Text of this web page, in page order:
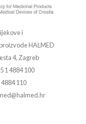
i
HALMED
4, Zagreb
1 4884 100
4884 110